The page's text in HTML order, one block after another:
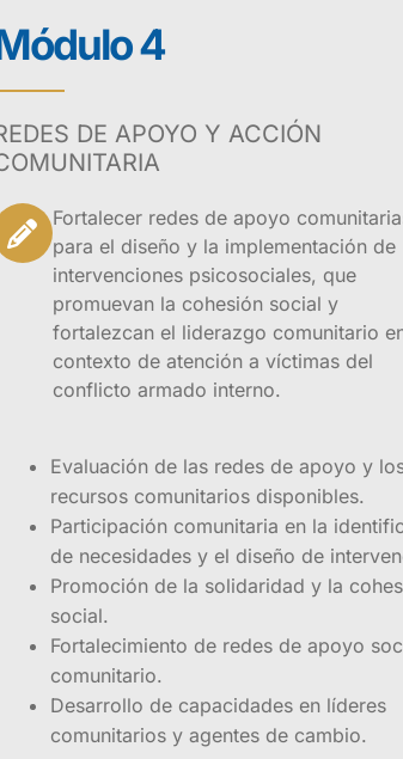
Psicosocial y Salud Integral a
de contar con profesionales
derivadas del conflicto armado
de violencia y confrontación, que
atención integral y especializada.
en el compromiso ético y
promoviendo la reconciliación, la
de una formación teórico-práctica, el
interdisciplinarias y enfoques
efectiva las necesidades físicas,
armado interno. Al completar el
activamente a la construcción de
los derechos humanos y se promueva la
el personal del área de la salud y
la atención a víctimas de violencia
4
DE APOYO Y ACCIÓN
Fortalecer redes de apoyo
para el diseño y la implementación de
intervenciones psicosociales, que
promuevan la cohesión social y
fortalezcan el liderazgo comunitario
contexto de atención a víctimas del
conflicto armado interno.
Evaluación de las redes de apoyo y
recursos comunitarios disponibles.
Participación comunitaria en la
de necesidades y el diseño de
Promoción de la solidaridad y la
social.
Fortalecimiento de redes de apoyo
comunitario.
Desarrollo de capacidades en líderes
comunitarios y agentes de cambio.